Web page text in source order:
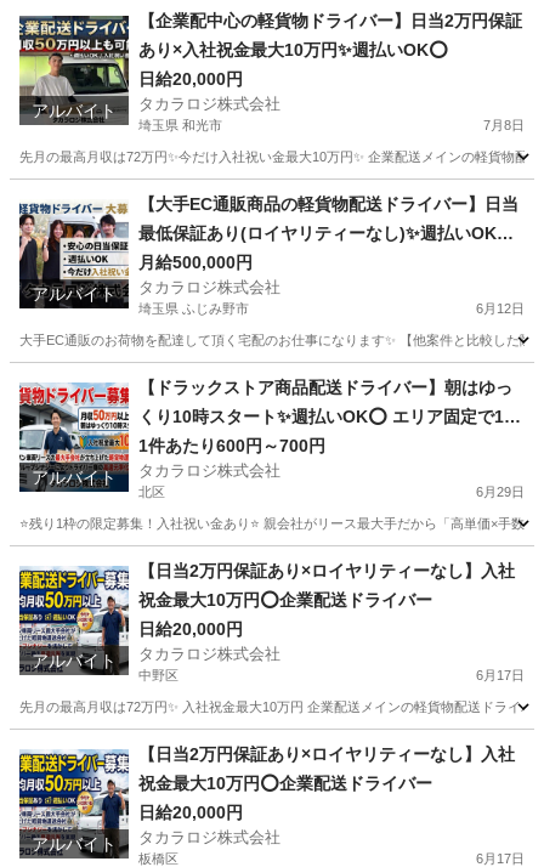
ドライバー 貨物
アルバイト
【企業配中心の軽貨物ドライバー】日当2万円保証
あり×入社祝金最大10万円✨週払いOK⭕️
日給20,000円
タカラロジ株式会社
埼玉県 和光市 7月8日
先月の最高月収は72万円✨今だけ入社祝い金最大10万円✨ 企業配送メインの軽貨物配
ドライバー 貨物
アルバイト
【大手EC通販商品の軽貨物配送ドライバー】日当
最低保証あり(ロイヤリティーなし)✨週払いOK⭕️
普通免許さえあれば即稼働可
月給500,000円
タカラロジ株式会社
埼玉県 ふじみ野市 6月12日
大手EC通販のお荷物を配達して頂く宅配のお仕事になります✨ 【他案件と比較した
ふじみ野市 ドライバー 貨物
アルバイト
【ドラックストア商品配送ドライバー】朝はゆっ
くり10時スタート✨週払いOK⭕️ エリア固定で15
分圏内／月収40万〜60万円
1件あたり600円～700円
タカラロジ株式会社
北区 6月29日
⭐️残り1枠の限定募集！入社祝い金あり⭐️ 親会社がリース最大手だから「高単価×手数
ドライバー 手数料
アルバイト
【日当2万円保証あり×ロイヤリティーなし】入社
祝金最大10万円⭕️企業配送ドライバー
日給20,000円
タカラロジ株式会社
中野区 6月17日
先月の最高月収は72万円✨ 入社祝金最大10万円 企業配送メインの軽貨物配送ドライ
配送 貨物
アルバイト
【日当2万円保証あり×ロイヤリティーなし】入社
祝金最大10万円⭕️企業配送ドライバー
日給20,000円
タカラロジ株式会社
板橋区 6月17日